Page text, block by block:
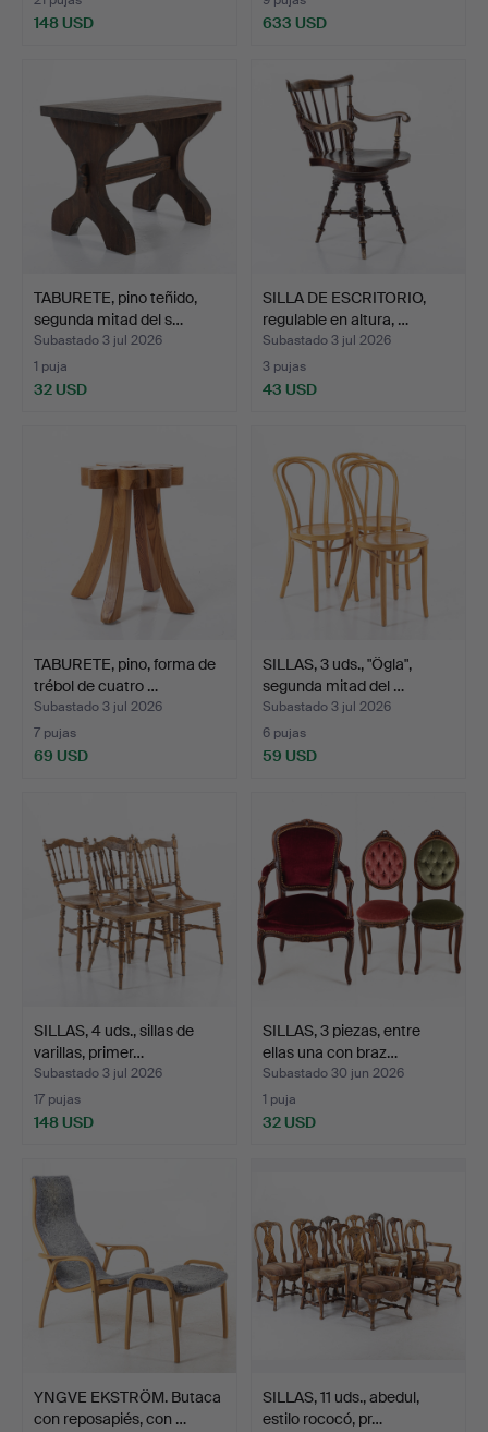
148 USD 633 USD
TABURETE, pino teñido,
segunda mitad del s…
Subastado 3 jul 2026
1 puja
32 USD
SILLA DE ESCRITORIO,
regulable en altura, …
Subastado 3 jul 2026
3 pujas
43 USD
TABURETE, pino, forma de
trébol de cuatro …
Subastado 3 jul 2026
7 pujas
69 USD
SILLAS, 3 uds., "Ögla",
segunda mitad del …
Subastado 3 jul 2026
6 pujas
59 USD
SILLAS, 4 uds., sillas de
varillas, primer…
Subastado 3 jul 2026
17 pujas
148 USD
SILLAS, 3 piezas, entre
ellas una con braz…
Subastado 30 jun 2026
1 puja
32 USD
YNGVE EKSTRÖM. Butaca
con reposapiés, con …
SILLAS, 11 uds., abedul,
estilo rococó, pr…